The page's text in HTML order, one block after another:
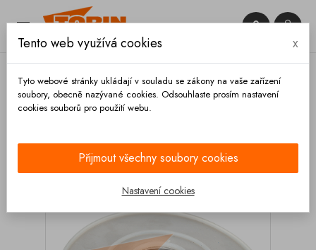
 

Tento web využívá cookies x
Tyto webové stránky ukládají v souladu se zákony na vaše zařízení
soubory, obecně nazývané cookies. Odsouhlaste prosím nastavení
cookies souborů pro použití webu.
Přijmout všechny soubory cookies
Nastavení cookies